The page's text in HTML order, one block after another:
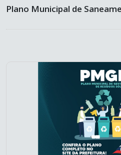
Plano Municipal de